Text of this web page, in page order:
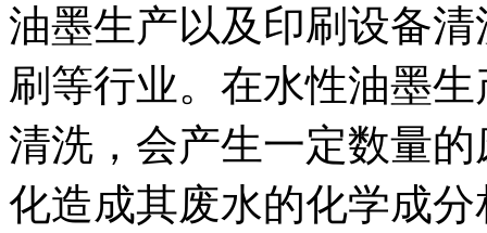
油墨生产以及印刷设备
刷等行业。在水性油墨
清洗，会产生一定数量
化造成其废水的化学成